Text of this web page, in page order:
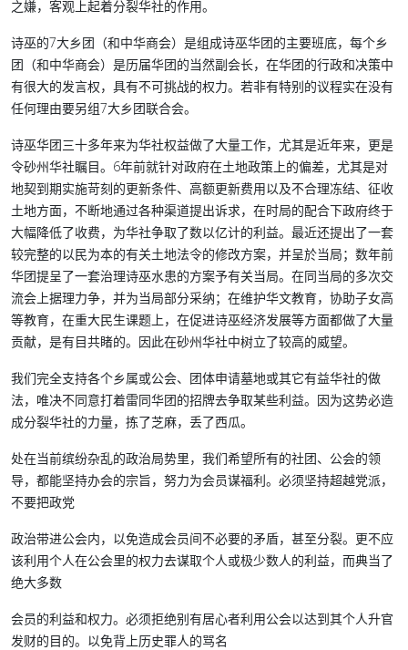
之嫌，客观上起着分裂华社的作用。
诗巫的7大乡团（和中华商会）是组成诗巫华团的主要班底，每个乡
团（和中华商会）是历届华团的当然副会长，在华团的行政和决策中
有很大的发言权，具有不可挑战的权力。若非有特别的议程实在没有
任何理由要另组7大乡团联合会。
诗巫华团三十多年来为华社权益做了大量工作，尤其是近年来，更是
令砂州华社瞩目。6年前就针对政府在土地政策上的偏差，尤其是对
地契到期实施苛刻的更新条件、高额更新费用以及不合理冻结、征收
土地方面，不断地通过各种渠道提出诉求，在时局的配合下政府终于
大幅降低了收费，为华社争取了数以亿计的利益。最近还提出了一套
较完整的以民为本的有关土地法令的修改方案，并呈於当局；数年前
华团提呈了一套治理诗巫水患的方案予有关当局。在同当局的多次交
流会上据理力争，并为当局部分采纳；在维护华文教育，协助子女高
等教育，在重大民生课题上，在促进诗巫经济发展等方面都做了大量
贡献，是有目共睹的。因此在砂州华社中树立了较高的威望。
我们完全支持各个乡属或公会、团体申请墓地或其它有益华社的做
法，唯决不同意打着雷同华团的招牌去争取某些利益。因为这势必造
成分裂华社的力量，拣了芝麻，丢了西瓜。
处在当前缤纷杂乱的政治局势里，我们希望所有的社团、公会的领
导，都能坚持办会的宗旨，努力为会员谋福利。必须坚持超越党派，
不要把政党
政治带进公会内，以免造成会员间不必要的矛盾，甚至分裂。更不应
该利用个人在公会里的权力去谋取个人或极少数人的利益，而典当了
绝大多数
会员的利益和权力。必须拒绝别有居心者利用公会以达到其个人升官
发财的目的。以免背上历史罪人的骂名